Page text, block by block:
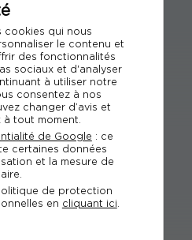
cookies qui nous
le contenu et
des fonctionnalités
sociaux et d'analyser
à utiliser notre
consentez à nos
changer d’avis et
tout moment.
de Google : ce
certaines données
et la mesure de
de protection
en cliquant ici